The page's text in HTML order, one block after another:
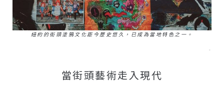
紐約的街頭塗鴉文化距今歷史悠久，已成為當地特色之一。
–
當街頭藝術走入現代